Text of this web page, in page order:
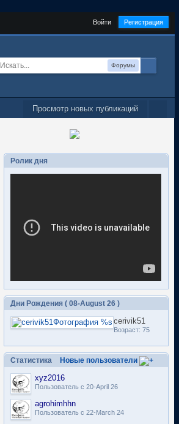
Войти Регистрация
Форумы
Просмотр новых публикаций
Ролик дня
Дни Рождения ( 08-August 26 )
cerivik51
Возраст: 75
Статистика Новые пользователи
xyz2016
Пользователь с 20-April 26
agrohimhhn
Пользователь с 22-March 24